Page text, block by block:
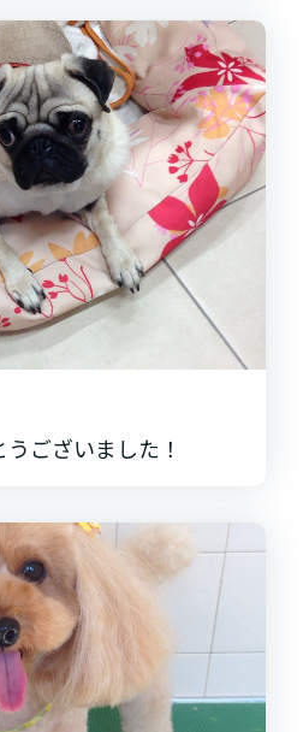
ございました！